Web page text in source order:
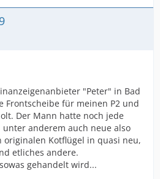
"Peter" in Bad
Frontscheibe für meinen P2 und
Der Mann hatte noch jede
unter anderem auch neue also
originalen Kotflügel in quasi neu,
etliches andere.
gehandelt wird...